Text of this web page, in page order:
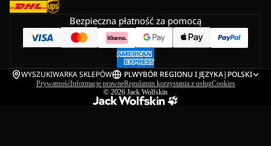
Bezpieczna płatność za pomocą
WYSZUKIWARKA SKLEPÓW PLWYBÓR REGIONU I JĘZYKA| POLSKI
PrywatnośćInformacje prawneRegulamin korzystania z usługCookies
© 2026 Jack Wolfskin